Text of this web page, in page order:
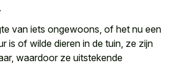
van iets ongewoons, of het nu een
is of wilde dieren in de tuin, ze zijn
waardoor ze uitstekende